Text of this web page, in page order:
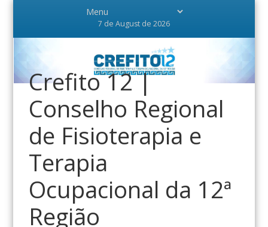
7 de August de 2026
Crefito 12 |
Conselho Regional
de Fisioterapia e
Terapia
Ocupacional da 12ª
Região